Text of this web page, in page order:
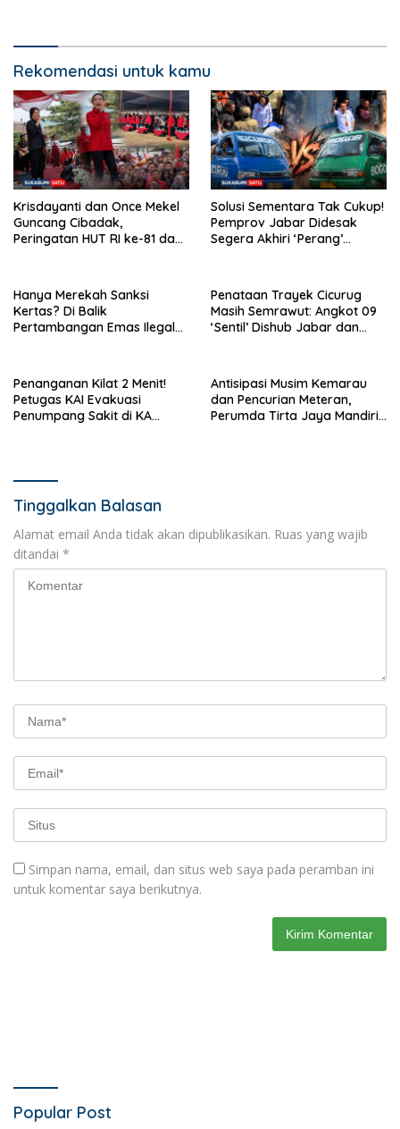
Rekomendasi untuk kamu
Krisdayanti dan Once Mekel
Guncang Cibadak,
Peringatan HUT RI ke-81 dan
Solusi Sementara Tak Cukup!
Pemprov Jabar Didesak
Segera Akhiri ‘Perang’
Hanya Merekah Sanksi
Kertas? Di Balik
Pertambangan Emas Ilegal
Penataan Trayek Cicurug
Masih Semrawut: Angkot 09
‘Sentil’ Dishub Jabar dan
Penanganan Kilat 2 Menit!
Petugas KAI Evakuasi
Penumpang Sakit di KA
Antisipasi Musim Kemarau
dan Pencurian Meteran,
Perumda Tirta Jaya Mandiri
Tinggalkan Balasan
Alamat email Anda tidak akan dipublikasikan. Ruas yang wajib
ditandai *
Simpan nama, email, dan situs web saya pada peramban ini
untuk komentar saya berikutnya.
Popular Post